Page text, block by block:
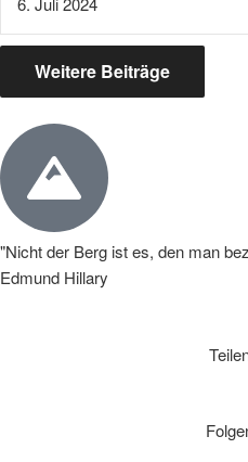
Weitere Beiträge
"Nicht der Berg ist es, den man
Edmund Hillary